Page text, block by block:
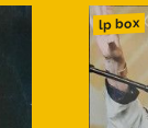
lp box